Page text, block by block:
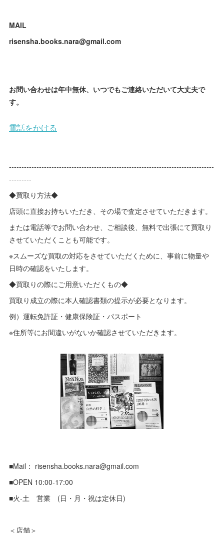
MAIL
risensha.books.nara@gmail.com
お問い合わせは年中無休、いつでもご連絡いただいて大丈夫で
す。
----------------------------------------------------------------------------------
---------
◆買取り方法◆
店頭に直接お持ちいただき、その場で査定させていただきます。
または電話等でお問い合わせ、ご相談後、無料で出張にて買取り
させていただくことも可能です。
※スムーズな買取の対応をさせていただくために、事前に物量や
日時の確認をいたします。
◆買取りの際にご用意いただくもの◆
買取り成立の際に本人確認書類の提示が必要となります。
例）運転免許証・健康保険証・パスポート
※住所等にお間違いがないか確認させていただきます。
■Mail： risensha.books.nara@gmail.com
■OPEN 10:00-17:00
■火-土 営業 (日・月・祝は定休日)
＜店舗＞